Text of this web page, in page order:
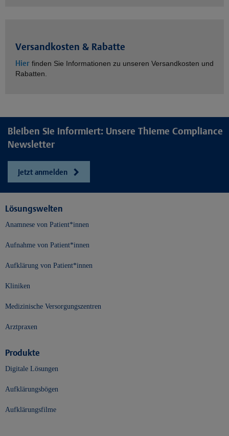
Versandkosten & Rabatte
Hier finden Sie Informationen zu unseren Versandkosten und
Rabatten.
Bleiben Sie informiert: Unsere Thieme Compliance
Newsletter
Jetzt anmelden
Lösungswelten
Anamnese von Patient*innen
Aufnahme von Patient*innen
Aufklärung von Patient*innen
Kliniken
Medizinische Versorgungszentren
Arztpraxen
Produkte
Digitale Lösungen
Aufklärungsbögen
Aufklärungsfilme